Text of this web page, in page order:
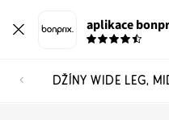
aplikace
DŽÍNY WIDE LEG,